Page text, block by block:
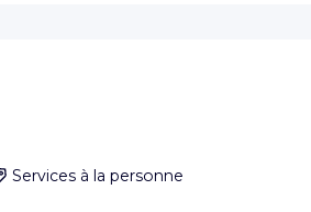
Services à la personne